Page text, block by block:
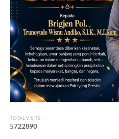
TOTAL VISITS :
5722890